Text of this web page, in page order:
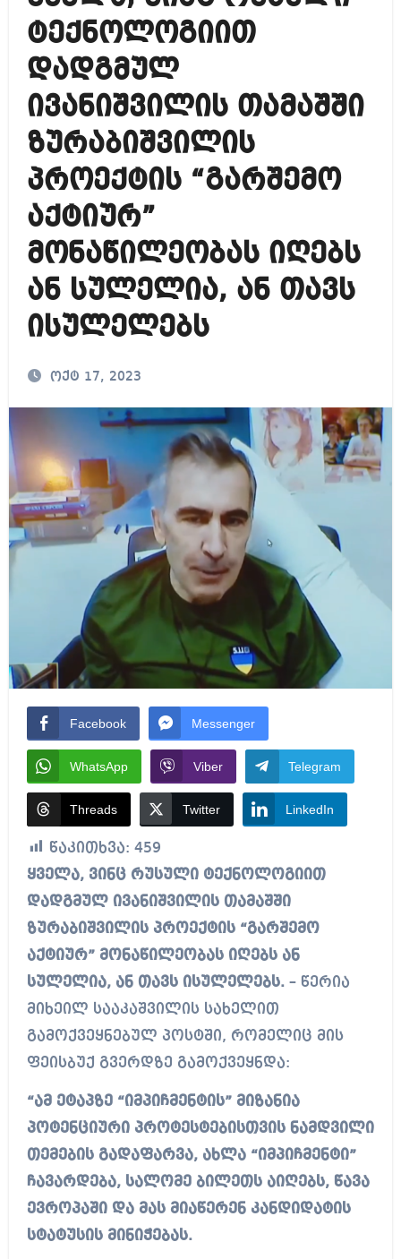
ტექნოლოგიით
დადგმულ
ივანიშვილის თამაშში
ზურაბიშვილის
პროექტის “გარშემო
აქტიურ”
მონაწილეობას იღებს
ან სულელია, ან თავს
ისულელებს
ოქტ 17, 2023
Facebook Messenger
WhatsApp Viber Telegram
Threads Twitter LinkedIn
წაკითხვა: 459
ყველა, ვინც რუსული ტექნოლოგიით
დადგმულ ივანიშვილის თამაშში
ზურაბიშვილის პროექტის “გარშემო
აქტიურ” მონაწილეობას იღებს ან
სულელია, ან თავს ისულელებს. – წერია
მიხეილ სააკაშვილის სახელით
გამოქვეყნებულ პოსტში, რომელიც მის
ფეისბუქ გვერდზე გამოქვეყნდა:
“ამ ეტაპზე “იმპიჩმენტის” მიზანია
პოტენციური პროტესტებისთვის ნამდვილი
თემების გადაფარვა, ახლა “იმპიჩმენტი”
ჩავარდება, სალომე ბილეთს აიღებს, წავა
ევროპაში და მას მიაწერენ კანდიდატის
სტატუსის მინიჭებას.